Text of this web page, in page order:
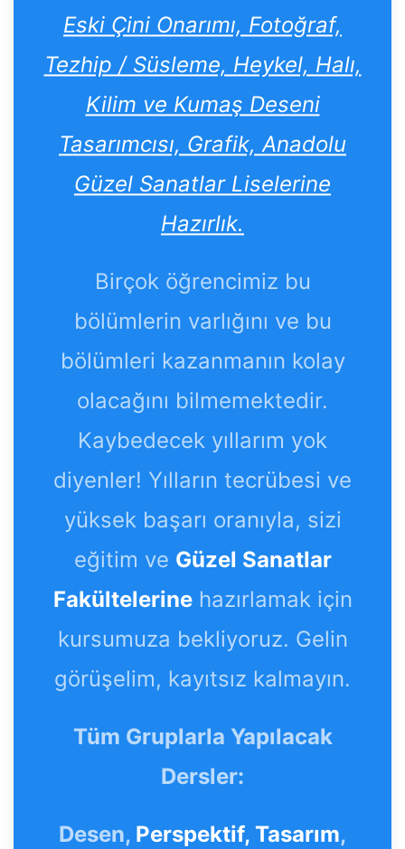
Eski Çini Onarımı, Fotoğraf,
Tezhip / Süsleme, Heykel, Halı,
Kilim ve Kumaş Deseni
Tasarımcısı, Grafik, Anadolu
Güzel Sanatlar Liselerine
Hazırlık.
Birçok öğrencimiz bu
bölümlerin varlığını ve bu
bölümleri kazanmanın kolay
olacağını bilmemektedir.
Kaybedecek yıllarım yok
diyenler! Yılların tecrübesi ve
yüksek başarı oranıyla, sizi
eğitim ve Güzel Sanatlar
Fakültelerinehazırlamak için
kursumuza bekliyoruz. Gelin
görüşelim, kayıtsız kalmayın.
Tüm Gruplarla Yapılacak
Dersler:
Desen, Perspektif, Tasarım,